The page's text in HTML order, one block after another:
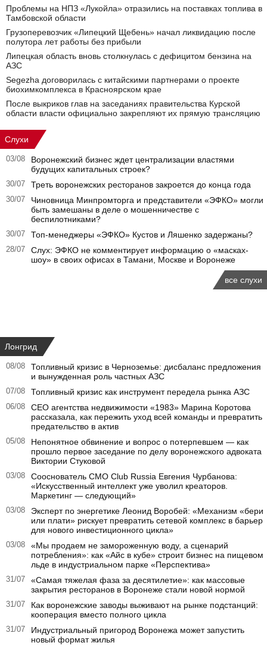
Проблемы на НПЗ «Лукойла» отразились на поставках топлива в
Тамбовской области
Грузоперевозчик «Липецкий Щебень» начал ликвидацию после
полутора лет работы без прибыли
Липецкая область вновь столкнулась с дефицитом бензина на
АЗС
Segezha договорилась с китайскими партнерами о проекте
биохимкомплекса в Красноярском крае
После выкриков глав на заседаниях правительства Курской
области власти официально закрепляют их прямую трансляцию
Слухи
03/08
Воронежский бизнес ждет централизации властями
будущих капитальных строек?
30/07 Треть воронежских ресторанов закроется до конца года
30/07
Чиновница Минпромторга и представители «ЭФКО» могли
быть замешаны в деле о мошенничестве с
беспилотниками?
30/07 Топ-менеджеры «ЭФКО» Кустов и Ляшенко задержаны?
28/07
Слух: ЭФКО не комментирует информацию о «масках-
шоу» в своих офисах в Тамани, Москве и Воронеже
все слухи
Лонгрид
08/08
Топливный кризис в Черноземье: дисбаланс предложения
и вынужденная роль частных АЗС
07/08 Топливный кризис как инструмент передела рынка АЗС
06/08
CEO агентства недвижимости «1983» Марина Коротова
рассказала, как пережить уход всей команды и превратить
предательство в актив
05/08
Непонятное обвинение и вопрос о потерпевшем — как
прошло первое заседание по делу воронежского адвоката
Виктории Стуковой
03/08
Сооснователь CMO Club Russia Евгения Чурбанова:
«Искусственный интеллект уже уволил креаторов.
Маркетинг — следующий»
03/08
Эксперт по энергетике Леонид Воробей: «Механизм «бери
или плати» рискует превратить сетевой комплекс в барьер
для нового инвестиционного цикла»
03/08
«Мы продаем не замороженную воду, а сценарий
потребления»: как «Айс в кубе» строит бизнес на пищевом
льде в индустриальном парке «Перспектива»
31/07
«Самая тяжелая фаза за десятилетие»: как массовые
закрытия ресторанов в Воронеже стали новой нормой
31/07
Как воронежские заводы выживают на рынке подстанций:
кооперация вместо полного цикла
31/07
Индустриальный пригород Воронежа может запустить
новый формат жилья